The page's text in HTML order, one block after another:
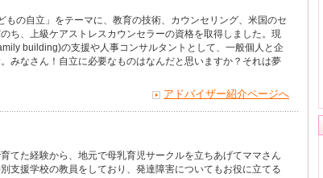
もの自立」をテーマに、教育の技術、カウンセリング、米国のセ
ち、上級ケアストレスカウンセラーの資格を取得しました。現
building)の支援や人事コンサルタントとして、一般個人と企
みなさん！自立に必要なものはなんだと思いますか？それは夢
アドバイザー紹介ページへ
てた経験から、地元で母乳育児サークルを立ちあげてママさん
支援学校の教員をしており、発達障害についてもお役に立てる